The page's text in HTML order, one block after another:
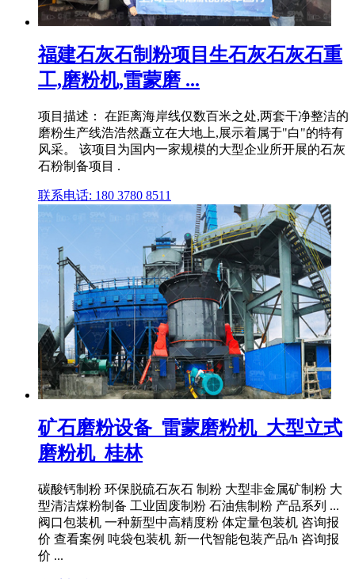
福建石灰石制粉项目生石灰石灰石重
工,磨粉机,雷蒙磨 ...
项目描述： 在距离海岸线仅数百米之处,两套干净整洁的
磨粉生产线浩浩然矗立在大地上,展示着属于"白"的特有
风采。 该项目为国内一家规模的大型企业所开展的石灰
石粉制备项目 .
联系电话: 180 3780 8511
矿石磨粉设备_雷蒙磨粉机_大型立式
磨粉机_桂林
碳酸钙制粉 环保脱硫石灰石 制粉 大型非金属矿制粉 大
型清洁煤粉制备 工业固废制粉 石油焦制粉 产品系列 ...
阀口包装机 一种新型中高精度粉 体定量包装机 咨询报
价 查看案例 吨袋包装机 新一代智能包装产品/h 咨询报
价 ...